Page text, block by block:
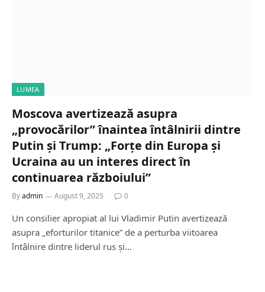
LUMEA
Moscova avertizează asupra
„provocărilor” înaintea întâlnirii dintre
Putin și Trump: „Forțe din Europa și
Ucraina au un interes direct în
continuarea războiului”
Byadmin August 9, 2025 0
Un consilier apropiat al lui Vladimir Putin avertizează
asupra „eforturilor titanice” de a perturba viitoarea
întâlnire dintre liderul rus și…